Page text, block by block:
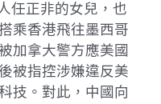
任正非的女兒，也
乘香港飛往墨西哥
加拿大警方應美國
被指控涉嫌違反美
技。對此，中國向